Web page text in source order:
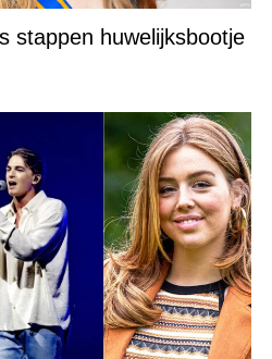
stappen huwelijksbootje